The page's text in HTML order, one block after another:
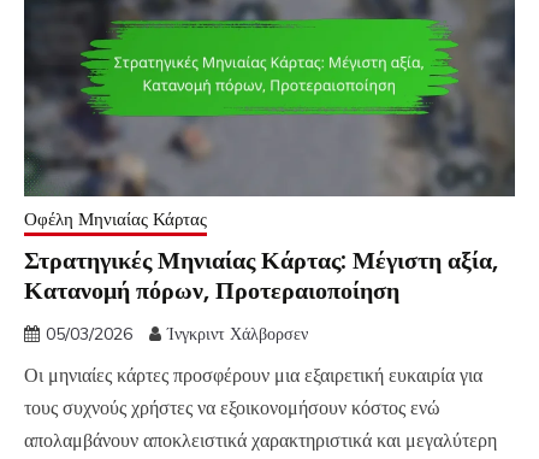
Οφέλη Μηνιαίας Κάρτας
Στρατηγικές Μηνιαίας Κάρτας: Μέγιστη αξία,
Κατανομή πόρων, Προτεραιοποίηση
05/03/2026 Ίνγκριντ Χάλβορσεν
Οι μηνιαίες κάρτες προσφέρουν μια εξαιρετική ευκαιρία για
τους συχνούς χρήστες να εξοικονομήσουν κόστος ενώ
απολαμβάνουν αποκλειστικά χαρακτηριστικά και μεγαλύτερη